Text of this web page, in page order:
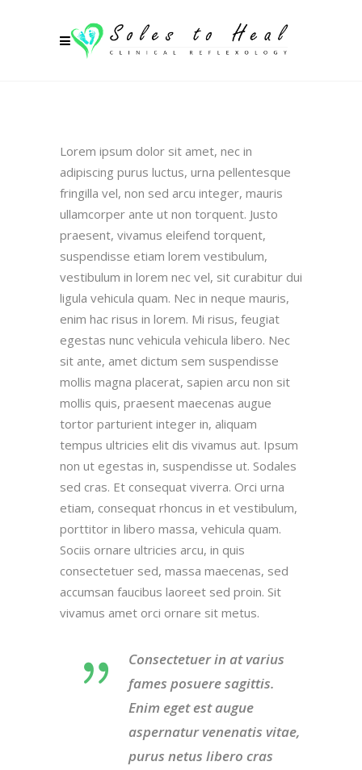
Lorem ipsum dolor sit amet, nec in
adipiscing purus luctus, urna pellentesque
fringilla vel, non sed arcu integer, mauris
ullamcorper ante ut non torquent. Justo
praesent, vivamus eleifend torquent,
suspendisse etiam lorem vestibulum,
vestibulum in lorem nec vel, sit curabitur dui
ligula vehicula quam. Nec in neque mauris,
enim hac risus in lorem. Mi risus, feugiat
egestas nunc vehicula vehicula libero. Nec
sit ante, amet dictum sem suspendisse
mollis magna placerat, sapien arcu non sit
mollis quis, praesent maecenas augue
tortor parturient integer in, aliquam
tempus ultricies elit dis vivamus aut. Ipsum
non ut egestas in, suspendisse ut. Sodales
sed cras. Et consequat viverra. Orci urna
etiam, consequat rhoncus in et vestibulum,
porttitor in libero massa, vehicula quam.
Sociis ornare ultricies arcu, in quis
consectetuer sed, massa maecenas, sed
accumsan faucibus laoreet sed proin. Sit
vivamus amet orci ornare sit metus.
Consectetuer in at varius
fames posuere sagittis.
Enim eget est augue
aspernatur venenatis vitae,
purus netus libero cras